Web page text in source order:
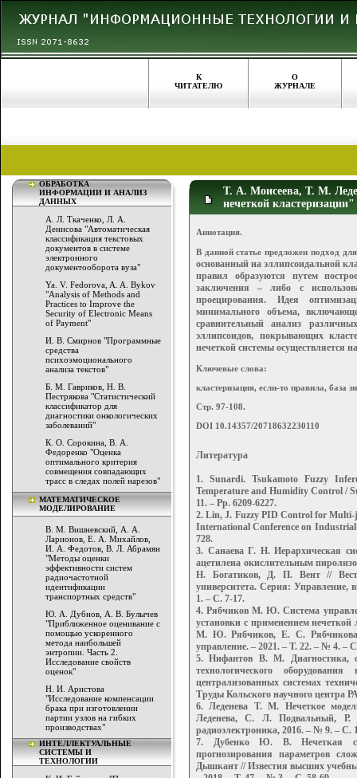
К
ЧИТАТЕЛЮ
О
ЖУРНАЛЕ
ОБРАБОТКА
ИНФОРМАЦИИ И АНАЛИЗ
ДАННЫХ
А. Л. Ткаченко, Л. А.
Денисова "Автоматическая
классификация текстовых
документов в системе
электронного
документооборота вуза"
Ya. V. Fedorova, A. A. Bykov
"Analysis of Methods and
Practices to Improve the
Security of Electronic Means
of Payment"
И. В. Смирнов "Программные
средства
психоэмоционального
анализа текстов"
Б. М. Гавриков, Н. В.
Пестрякова "Статистический
классификатор для
диагностики онкологических
заболеваний"
К. О. Сорокина, В. А.
Федоренко "Оценка
оптимального критерия
совмещения совпадающих
трасс в следах полей нарезов"
МАТЕМАТИЧЕСКОЕ
МОДЕЛИРОВАНИЕ
В. М. Вишневский, А. А.
Ларионов, Е. А. Михайлов,
И. А. Федотов, В. Л. Абрамян
"Методы оценки
эффективности систем
радиочастотной
идентификации
транспортных средств"
Ю. А. Дубнов, А. В. Булычев
"Приближенное оценивание с
помощью ускоренного
метода наибольшей
энтропии. Часть 2.
Исследование свойств
оценок"
Н. И. Аристова
"Исследование компенсации
брака при изготовлении
партии узлов на гибких
производствах"
ИНТЕЛЛЕКТУАЛЬНЫЕ
СИСТЕМЫ И
ТЕХНОЛОГИИ
Т. А. Моисеева, Т. М.
нечеткой кластеризации"
Аннотация.
В данной статье предложен подход
основанный на эллипсоидальной
правил образуются путем
заключения– либо с
проецирования. Идея оптимиза
минимального объема,
сравнительный анализ
эллипсоидов, покрывающих
нечеткой системы осуществляется
Ключевые слова:
кластеризация, если-то правила, база
Стр. 97-108.
DOI 10.14357/20718632230110
Литература
1. Sunardi. Tsukamoto Fuzzy
Temperature and Humidity Control /
11. – Pp. 6209-6227.
2. Lin, J. Fuzzy PID Control for
International Conference on
728.
3. Санаева Г. Н. Иерархическая
ацетилена окислительным
Н. Богатиков, Д. П. Вент //
университета. Серия:
1. – С. 7-17.
4. Рябчиков М. Ю. Система
установки с применением
М. Ю. Рябчиков, Е. С.
управление. – 2021. – Т. 22. – № 4. –
5. Нифантов В. М. Диагностика,
технологического
централизованных системах
Труды Кольского научного центра
6. Леденева Т. М. Нечеткое
Леденева, С. Л. Подвальный,
радиоэлектроника, 2016. – № 9. – С.
7. Дубенко Ю. В. Нечеткая
прогнозирования параметров
Дышкант // Известия высших